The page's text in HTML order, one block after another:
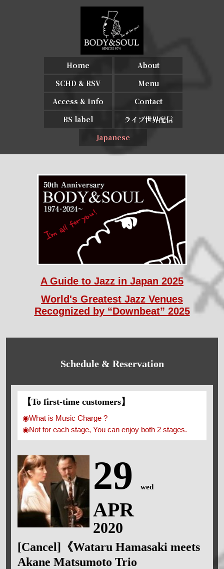
Home
About
SCHD & RSV
Menu
Access & Info
Contact
BS label
ライブ世界配信
Japanese
A Guide to Jazz in Japan 2025
World's Greatest Jazz Venues
Recognized by “Downbeat” 2025
Schedule & Reservation
【To first-time customers】
◉What is Music Charge ?
◉Not for each stage, You can enjoy both 2 stages.
29 wed
APR
2020
[Cancel]《Wataru Hamasaki meets
Akane Matsumoto Trio